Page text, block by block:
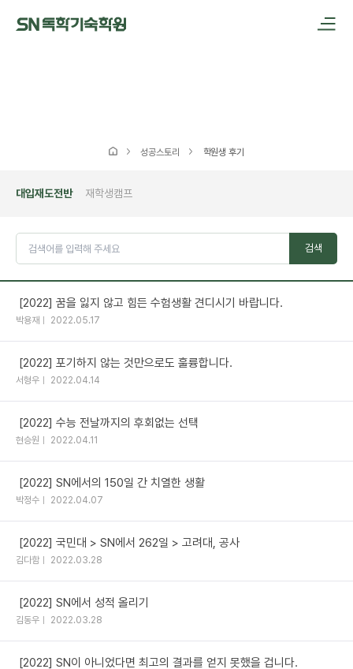
성공스토리 학원생 후기
대입재도전반 재학생캠프
검색
[2022] 꿈을 잃지 않고 힘든 수험생활 견디시기 바랍니다.
박용재 2022.05.17
[2022] 포기하지 않는 것만으로도 훌륭합니다.
서형우 2022.04.14
[2022] 수능 전날까지의 후회없는 선택
현승원 2022.04.11
[2022] SN에서의 150일 간 치열한 생활
박정수 2022.04.07
[2022] 국민대 > SN에서 262일 > 고려대, 공사
김다함 2022.03.28
[2022] SN에서 성적 올리기
김동우 2022.03.28
[2022] SN이 아니었다면 최고의 결과를 얻지 못했을 겁니다.